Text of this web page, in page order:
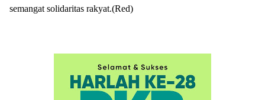
semangat solidaritas rakyat.(Red)